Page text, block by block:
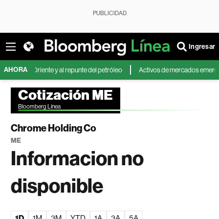
PUBLICIDAD
Ingresar
AHORA
Oriente y al repunte del petróleo Activos de mercados emergentes
Cotización ME
Bloomberg Línea
Chrome Holding Co
ME
Informacion no
disponible